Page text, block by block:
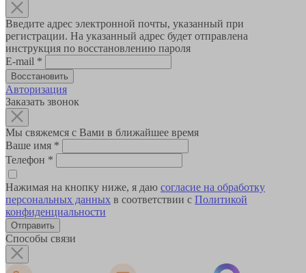
Введите адрес электронной почты, указанный при
регистрации. На указанный адрес будет отправлена
инструкция по восстановлению пароля
E-mail *
Авторизация
Заказать звонок
Мы свяжемся с Вами в ближайшее время
Ваше имя *
Телефон *
Нажимая на кнопку ниже, я даю согласие на обработку
персональных данных в соответствии с Политикой
конфиденциальности
Способы связи